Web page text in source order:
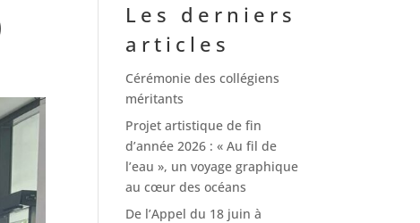
Les derniers
articles
Cérémonie des collégiens
méritants
Projet artistique de fin
d’année 2026 : « Au fil de
l’eau », un voyage graphique
au cœur des océans
De l’Appel du 18 juin à